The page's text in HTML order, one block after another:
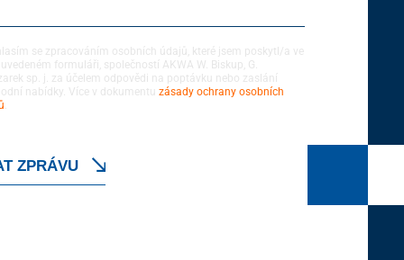
se zpracováním osobních údajů, které jsem poskytl/a ve
formuláři, společností AKWA W. Biskup, G.
sp. j. za účelem odpovědi na poptávku nebo zaslání
obchodní nabídky. Více v dokumentu zásady ochrany osobních
ZPRÁVU